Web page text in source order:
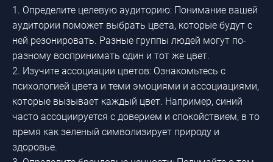
1. Определите целевую аудиторию: Понимание вашей
аудитории поможет выбрать цвета, которые будут с
ней резонировать. Разные группы людей могут по-
разному воспринимать один и тот же цвет.
2. Изучите ассоциации цветов: Ознакомьтесь с
психологией цвета и теми эмоциями и ассоциациями,
которые вызывает каждый цвет. Например, синий
часто ассоциируется с доверием и спокойствием, в то
время как зеленый символизирует природу и
здоровье.